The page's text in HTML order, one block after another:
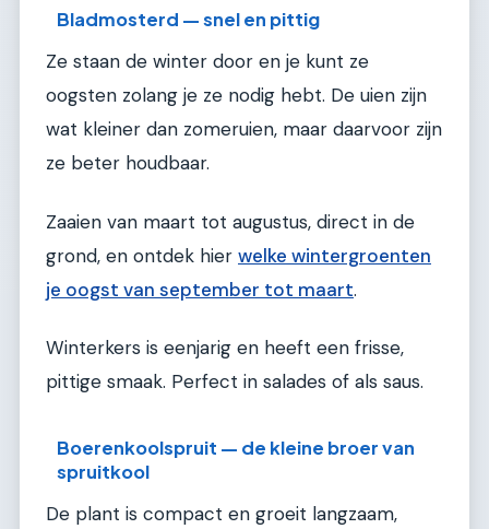
Bladmosterd — snel en pittig
Ze staan de winter door en je kunt ze
oogsten zolang je ze nodig hebt. De uien zijn
wat kleiner dan zomeruien, maar daarvoor zijn
ze beter houdbaar.
Zaaien van maart tot augustus, direct in de
grond, en ontdek hier welke wintergroenten
je oogst van september tot maart.
Winterkers is eenjarig en heeft een frisse,
pittige smaak. Perfect in salades of als saus.
Boerenkoolspruit — de kleine broer van
spruitkool
De plant is compact en groeit langzaam,